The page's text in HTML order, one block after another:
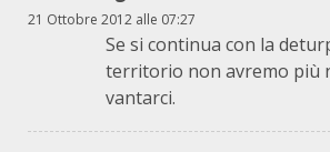
21 Ottobre 2012 alle 07:27
Se si continua con la
territorio non avremo più
vantarci.